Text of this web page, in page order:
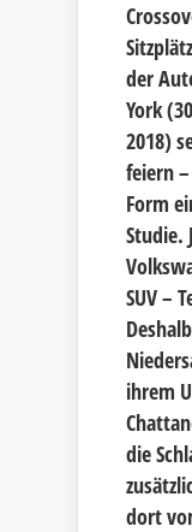
der
York
2018)
feiern
Form
Studie.
SUV –
ihrem
die
dort